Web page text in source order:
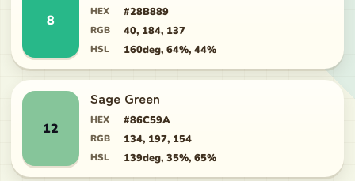
8
HEX #28B889
RGB 40, 184, 137
HSL 160deg, 64%, 44%
12
Sage Green
HEX #86C59A
RGB 134, 197, 154
HSL 139deg, 35%, 65%